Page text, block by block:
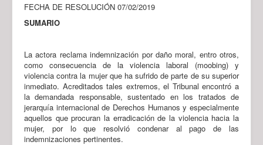
FECHA DE RESOLUCIÓN 07/02/2019
SUMARIO
La actora reclama indemnización por daño moral, entro otros,
como consecuencia de la violencia laboral (moobing) y
violencia contra la mujer que ha sufrido de parte de su superior
inmediato. Acreditados tales extremos, el Tribunal encontró a
la demandada responsable, sustentado en los tratados de
jerarquía internacional de Derechos Humanos y especialmente
aquellos que procuran la erradicación de la violencia hacia la
mujer, por lo que resolvió condenar al pago de las
indemnizaciones pertinentes.